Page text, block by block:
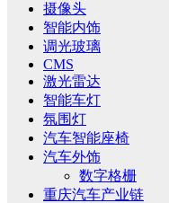
摄像头
智能内饰
调光玻璃
CMS
激光雷达
智能车灯
氛围灯
汽车智能座椅
汽车外饰
数字格栅
重庆汽车产业链